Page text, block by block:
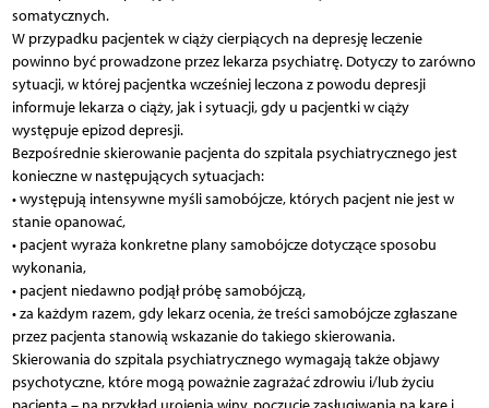
somatycznych.
W przypadku pacjentek w ciąży cierpiących na depresję leczenie
powinno być prowadzone przez lekarza psychiatrę. Dotyczy to zarówno
sytuacji, w której pacjentka wcześniej leczona z powodu depresji
informuje lekarza o ciąży, jak i sytuacji, gdy u pacjentki w ciąży
występuje epizod depresji.
Bezpośrednie skierowanie pacjenta do szpitala psychiatrycznego jest
konieczne w następujących sytuacjach:
• występują intensywne myśli samobójcze, których pacjent nie jest w
stanie opanować,
• pacjent wyraża konkretne plany samobójcze dotyczące sposobu
wykonania,
• pacjent niedawno podjął próbę samobójczą,
• za każdym razem, gdy lekarz ocenia, że treści samobójcze zgłaszane
przez pacjenta stanowią wskazanie do takiego skierowania.
Skierowania do szpitala psychiatrycznego wymagają także objawy
psychotyczne, które mogą poważnie zagrażać zdrowiu i/lub życiu